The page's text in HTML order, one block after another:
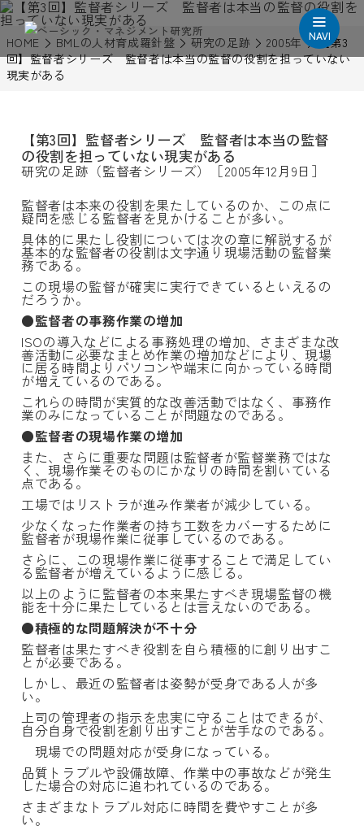
NAVI
HOME BMLの人材育成羅針盤 研究の足跡 2005年
【第3
回】監督者シリーズ 監督者は本当の監督の役割を担っていない
現実がある
【第3回】監督者シリーズ 監督者は本当の監督
の役割を担っていない現実がある
研究の足跡（監督者シリーズ）［2005年12月9日］
監督者は本来の役割を果たしているのか、この点に
疑問を感じる監督者を見かけることが多い。
具体的に果たし役割については次の章に解説するが
基本的な監督者の役割は文字通り現場活動の監督業
務である。
この現場の監督が確実に実行できているといえるの
だろうか。
●監督者の事務作業の増加
ISOの導入などによる事務処理の増加、さまざまな改
善活動に必要なまとめ作業の増加などにより、現場
に居る時間よりパソコンや端末に向かっている時間
が増えているのである。
これらの時間が実質的な改善活動ではなく、事務作
業のみになっていることが問題なのである。
●監督者の現場作業の増加
また、さらに重要な問題は監督者が監督業務ではな
く、現場作業そのものにかなりの時間を割いている
点である。
工場ではリストラが進み作業者が減少している。
少なくなった作業者の持ち工数をカバーするために
監督者が現場作業に従事しているのである。
さらに、この現場作業に従事することで満足してい
る監督者が増えているように感じる。
以上のように監督者の本来果たすべき現場監督の機
能を十分に果たしているとは言えないのである。
●積極的な問題解決が不十分
監督者は果たすべき役割を自ら積極的に創り出すこ
とが必要である。
しかし、最近の監督者は姿勢が受身である人が多
い。
上司の管理者の指示を忠実に守ることはできるが、
自分自身で役割を創り出すことが苦手なのである。
現場での問題対応が受身になっている。
品質トラブルや設備故障、作業中の事故などが発生
した場合の対応に追われているのである。
さまざまなトラブル対応に時間を費やすことが多
い。